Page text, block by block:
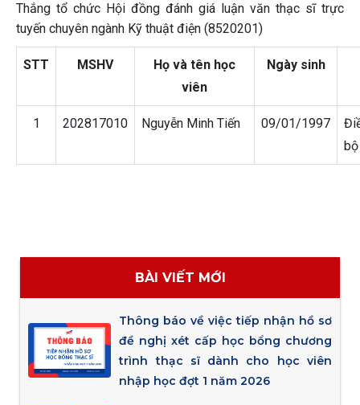
Thắng tổ chức Hội đồng đánh giá luận văn thạc sĩ trực
tuyến chuyên ngành Kỹ thuật điện (8520201)
STT MSHV
Họ và tên học
viên
Ngày sinh
1 202817010 Nguyễn Minh Tiến 09/01/1997
BÀI VIẾT MỚI
Thông báo về việc tiếp nhận hồ sơ
đề nghị xét cấp học bổng chương
trình thạc sĩ dành cho học viên
nhập học đợt 1 năm 2026